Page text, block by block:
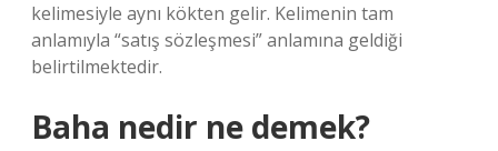
kelimesiyle aynı kökten gelir. Kelimenin tam
anlamıyla “satış sözleşmesi” anlamına geldiği
belirtilmektedir.
Baha nedir ne demek?